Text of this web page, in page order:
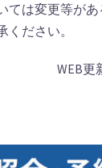
ては変更等が
ください。
WEB更